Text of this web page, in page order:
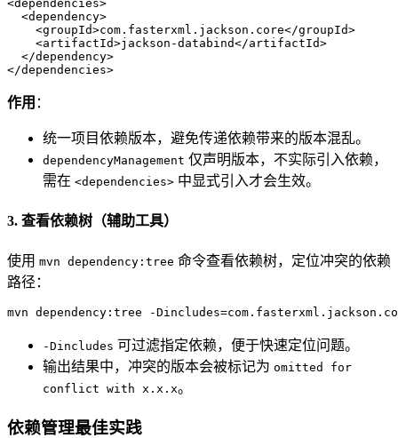
<dependencies>
<dependency>
<groupId>com.fasterxml.jackson.core</groupId>
<artifactId>jackson-databind</artifactId>
</dependency>
</dependencies>
作用 ：
统一项目依赖版本，避免传递依赖带来的版本混乱。
dependencyManagement 仅声明版本，不实际引入依赖，
需在 <dependencies> 中显式引入才会生效。
3. 查看依赖树（辅助工具）
使用 mvn dependency:tree 命令查看依赖树，定位冲突的依赖
路径：
mvn dependency:tree -
-Dincludes 可过滤指定依赖，便于快速定位问题。
输出结果中，冲突的版本会被标记为 omitted for
conflict with x.x.x。
依赖管理最佳实践